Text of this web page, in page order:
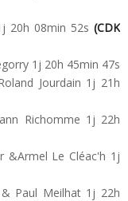
20h 08min 52s (CDK
1j 20h 45min 47s
Jourdain 1j 21h
Richomme 1j 22h
&Armel Le Cléac'h 1j
& Paul Meilhat 1j 22h